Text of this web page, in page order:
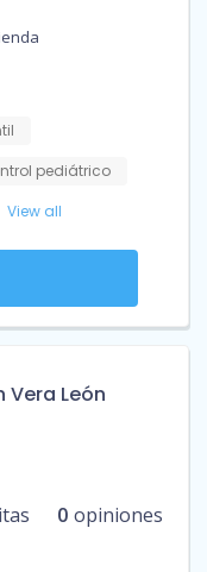
pediátrico
View all
Vera León
0 opiniones